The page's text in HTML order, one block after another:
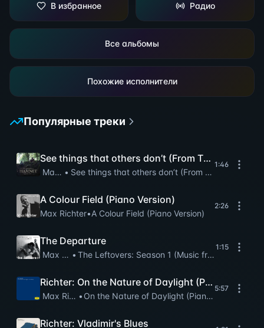
В избранное Радио
Все альбомы
Похожие исполнители
Популярные треки
See things that others don’t (From The Original
Max Richter
• See things that others don’t (From The Original
1:46
A Colour Field (Piano Version)
Max Richter•A Colour Field (Piano Version)
2:26
The Departure
Max Richter
• The Leftovers: Season 1 (Music from the HBO
1:15
Richter: On the Nature of Daylight (Piano
Max Richter
• On the Nature of Daylight (Piano Version)
5:57
Richter: Vladimir's Blues